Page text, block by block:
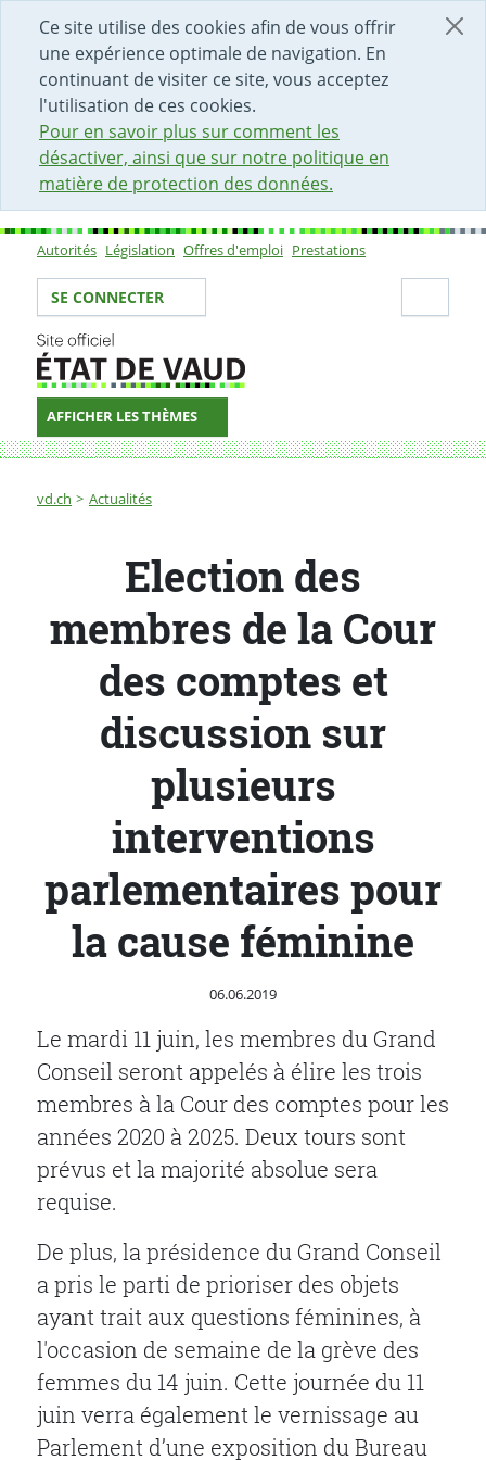
Ce site utilise des cookies afin de vous offrir
une expérience optimale de navigation. En
continuant de visiter ce site, vous acceptez
l'utilisation de ces cookies.
Pour en savoir plus sur comment les
désactiver, ainsi que sur notre politique en
matière de protection des données.
DÉBUT DU CONTENU DE LA PAGE
ACCÈS AU CHAMP DE RECHERCHE
PAGE D'ACCUEIL
FORMULAIRE DE CONTACT
Sous-navigation
Autorités Législation Offres d'emploi Prestations
Votre identité
SE CONNECTER
AFFICHER LES THÈMES
Fil d'Ariane
vd.ch Actualités
Election des membres de la Cour des comptes et
Election des
membres de la Cour
des comptes et
discussion sur
plusieurs
interventions
parlementaires pour
la cause féminine
Publié le
06.06.2019
Le mardi 11 juin, les membres du Grand
Conseil seront appelés à élire les trois
membres à la Cour des comptes pour les
années 2020 à 2025. Deux tours sont
prévus et la majorité absolue sera
requise.
De plus, la présidence du Grand Conseil
a pris le parti de prioriser des objets
ayant trait aux questions féminines, à
l'occasion de semaine de la grève des
femmes du 14 juin. Cette journée du 11
juin verra également le vernissage au
Parlement d’une exposition du Bureau